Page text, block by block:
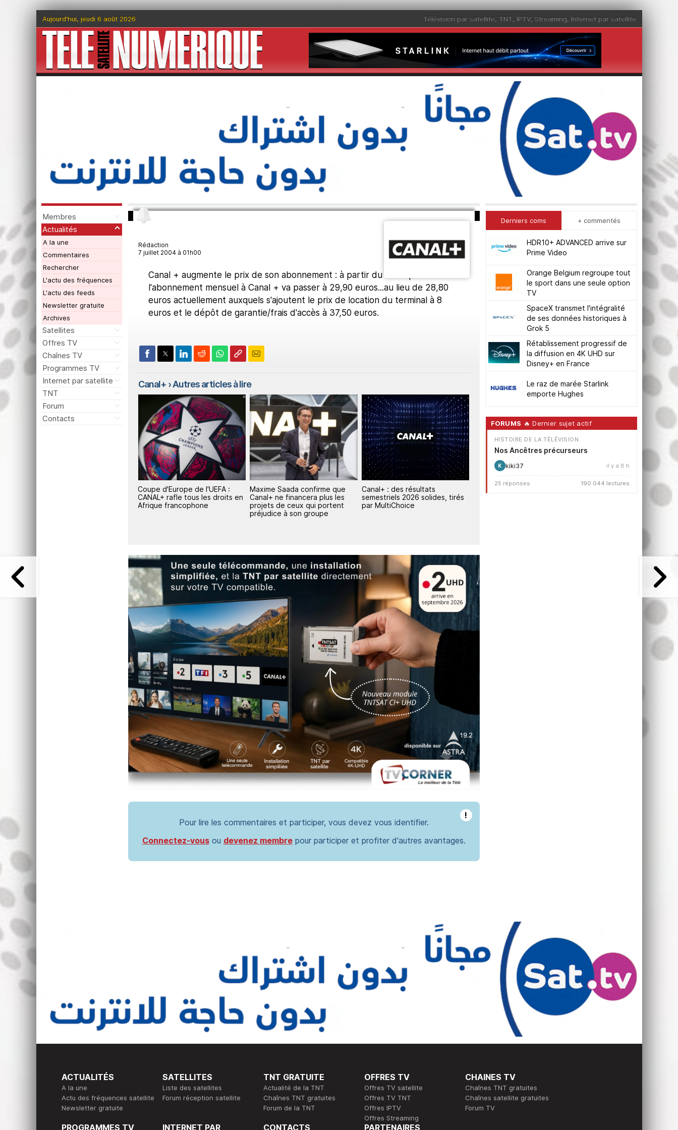
Aujourd'hui, jeudi 6 août 2026 Télévision par satellite, TNT, IPTV, Streaming, Internet par satellite
Membres
Actualités
A la une
Commentaires
Rechercher
L'actu des fréquences
L'actu des feeds
Newsletter gratuite
Archives
Satellites
Offres TV
Chaînes TV
Programmes TV
Internet par satellite
TNT
Forum
Contacts
Rédaction
7 juillet 2004 à 01h00
Canal + augmente le prix de son abonnement : à partir du 1er septembre
l'abonnement mensuel à Canal + va passer à 29,90 euros...au lieu de 28,80
euros actuellement auxquels s'ajoutent le prix de location du terminal à 8
euros et le dépôt de garantie/frais d'accès à 37,50 euros.
Canal+ › Autres articles à lire
Maxime Saada confirme que
Canal+ ne financera plus les
projets de ceux qui portent
Canal+ : des résultats
semestriels 2026 solides, tirés
par MultiChoice
3
Canal+ annonce un
investissement record de près
d'un milliard d'euros dans le
Canal+ Distribution signe
!
Pour lire les commentaires et participer, vous devez vous identifier.
Connectez-vousou devenez membrepour participer et profiter d'autres avantages.
Derniers coms + commentés
HDR10+ ADVANCED arrive sur
Prime Video
Orange Belgium regroupe tout
le sport dans une seule option
TV
SpaceX transmet l'intégralité
de ses données historiques à
Grok 5
Rétablissement progressif de
la diffusion en 4K UHD sur
Disney+ en France
Le raz de marée Starlink
emporte Hughes
FORUMS 🔥 Dernier sujet actif
HISTOIRE DE LA TÉLÉVISION
Nos Ancêtres précurseurs
K kiki37 il y a 8 h
25 réponses 190 044 lectures
ACTUALITÉS
A la une
Actu des fréquences satellite
Newsletter gratuite
SATELLITES
Liste des satellites
Forum réception satellite
TNT GRATUITE
Actualité de la TNT
Chaînes TNT gratuites
Forum de la TNT
OFFRES TV
Offres TV satellite
Offres TV TNT
Offres IPTV
Offres Streaming
CHAINES TV
Chaînes TNT gratuites
Chaînes satellite gratuites
Forum TV
PROGRAMMES TV INTERNET PAR CONTACTS PARTENAIRES